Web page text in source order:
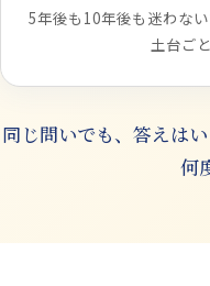
5年後も10年後も迷わな
土台ご
同じ問いでも、答えは
何